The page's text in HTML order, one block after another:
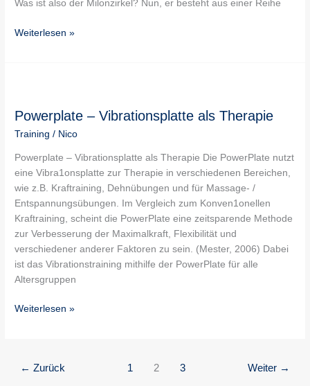
Was ist also der Milonzirkel? Nun, er besteht aus einer Reihe
Weiterlesen »
Powerplate – Vibrationsplatte als Therapie
Training / Nico
Powerplate – Vibrationsplatte als Therapie Die PowerPlate nutzt
eine Vibra1onsplatte zur Therapie in verschiedenen Bereichen,
wie z.B. Kraftraining, Dehnübungen und für Massage- /
Entspannungsübungen. Im Vergleich zum Konven1onellen
Kraftraining, scheint die PowerPlate eine zeitsparende Methode
zur Verbesserung der Maximalkraft, Flexibilität und
verschiedener anderer Faktoren zu sein. (Mester, 2006) Dabei
ist das Vibrationstraining mithilfe der PowerPlate für alle
Altersgruppen
Vibrationsplatte
als
Weiterlesen »
← Zurück 1 2 3 Weiter →